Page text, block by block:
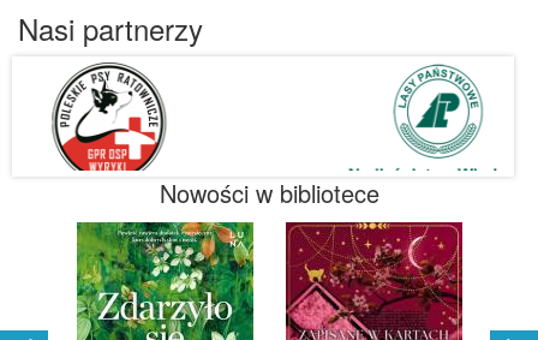
Nasi partnerzy
Nowości w bibliotece